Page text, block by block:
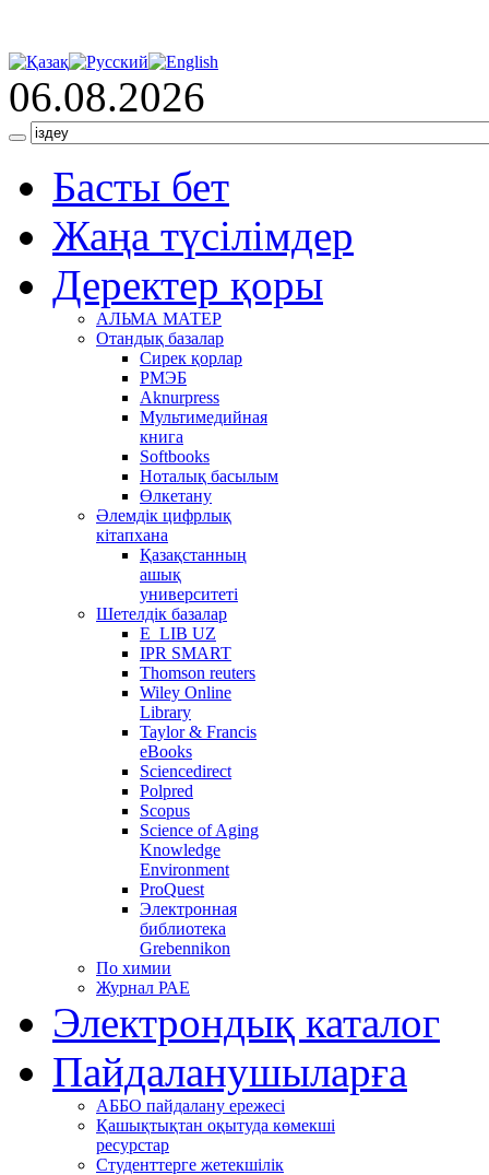
06.08.2026
Басты бет
Жаңа түсілімдер
Деректер қоры
АЛЬМА МАТЕР
Отандық базалар
Сирек қорлар
РМЭБ
Аknurpress
Мультимедийная
книга
Softbooks
Ноталық басылым
Өлкетану
Әлемдік цифрлық
кітапхана
Қазақстанның
ашық
университеті
Шетелдік базалар
E_LIB UZ
IPR SMART
Thomson reuters
Wiley Online
Library
Taylor & Francis
eBooks
Sciencedirect
Polpred
Scopus
Science of Aging
Knowledge
Environment
ProQuest
Электронная
библиотека
Grebennikon
По химии
Журнал РАЕ
Электрондық каталог
Пайдаланушыларға
АББО пайдалану ережесі
Қашықтықтан оқытуда көмекші
ресурстар
Студенттерге жетекшілік